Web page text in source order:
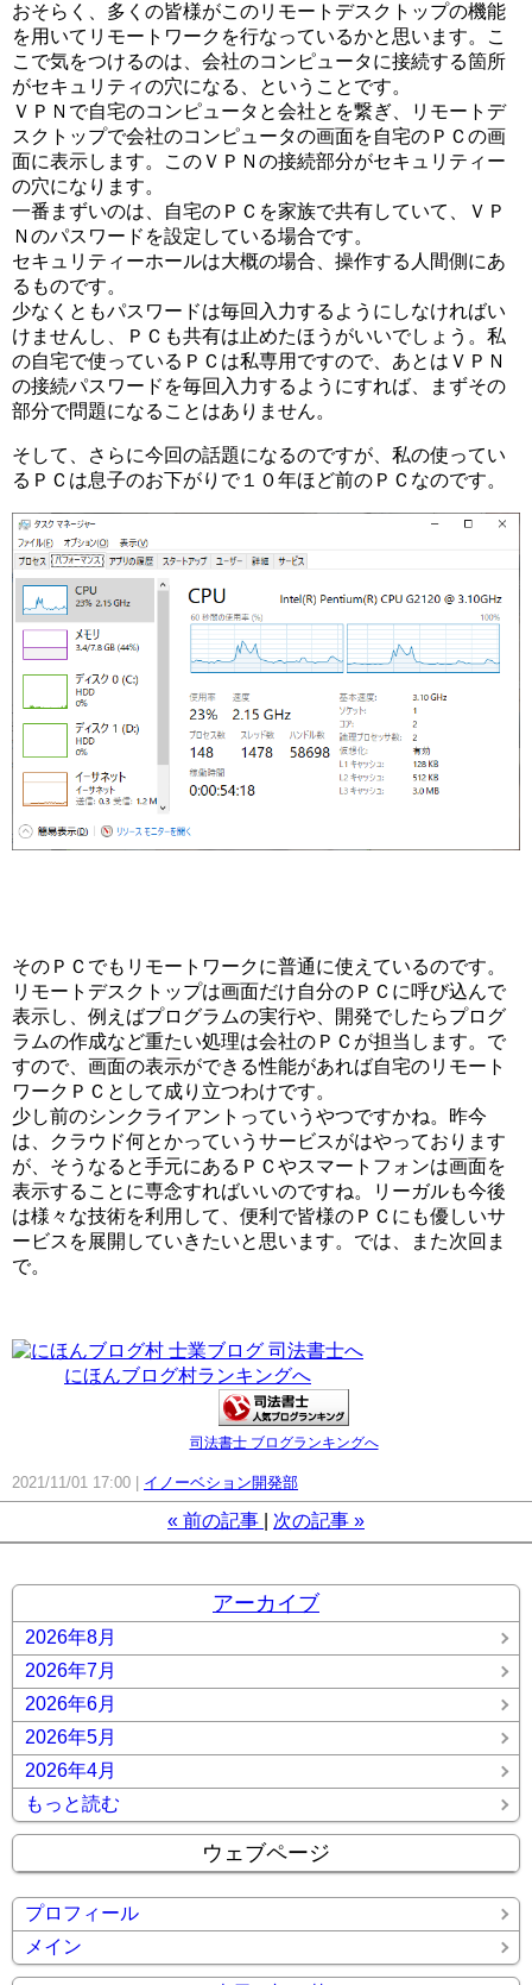
おそらく、多くの皆様がこのリモートデスクトップの機能
を用いてリモートワークを行なっているかと思います。こ
こで気をつけるのは、会社のコンピュータに接続する箇所
がセキュリティの穴になる、ということです。
ＶＰＮで自宅のコンピュータと会社とを繋ぎ、リモートデ
スクトップで会社のコンピュータの画面を自宅のＰＣの画
面に表示します。このＶＰＮの接続部分がセキュリティー
の穴になります。
一番まずいのは、自宅のＰＣを家族で共有していて、ＶＰ
Ｎのパスワードを設定している場合です。
セキュリティーホールは大概の場合、操作する人間側にあ
るものです。
少なくともパスワードは毎回入力するようにしなければい
けませんし、ＰＣも共有は止めたほうがいいでしょう。私
の自宅で使っているＰＣは私専用ですので、あとはＶＰＮ
の接続パスワードを毎回入力するようにすれば、まずその
部分で問題になることはありません。
そして、さらに今回の話題になるのですが、私の使ってい
るＰＣは息子のお下がりで１０年ほど前のＰＣなのです。
そのＰＣでもリモートワークに普通に使えているのです。
リモートデスクトップは画面だけ自分のＰＣに呼び込んで
表示し、例えばプログラムの実行や、開発でしたらプログ
ラムの作成など重たい処理は会社のＰＣが担当します。で
すので、画面の表示ができる性能があれば自宅のリモート
ワークＰＣとして成り立つわけです。
少し前のシンクライアントっていうやつですかね。昨今
は、クラウド何とかっていうサービスがはやっております
が、そうなると手元にあるＰＣやスマートフォンは画面を
表示することに専念すればいいのですね。リーガルも今後
は様々な技術を利用して、便利で皆様のＰＣにも優しいサ
ービスを展開していきたいと思います。では、また次回ま
で。
にほんブログ村ランキングへ
司法書士 ブログランキングへ
2021/11/01 17:00 イノーベション開発部
« 前の記事 次の記事 »
アーカイブ
2026年8月
2026年7月
2026年6月
2026年5月
2026年4月
もっと読む
ウェブページ
プロフィール
メイン